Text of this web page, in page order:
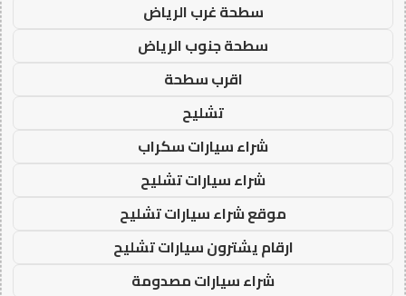
سطحة غرب الرياض
سطحة جنوب الرياض
اقرب سطحة
تشليح
شراء سيارات سكراب
شراء سيارات تشليح
موقع شراء سيارات تشليح
ارقام يشترون سيارات تشليح
شراء سيارات مصدومة